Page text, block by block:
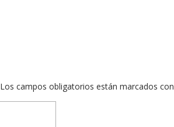
Los campos obligatorios están marcados con